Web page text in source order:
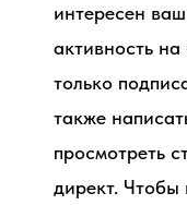
интересен
активность
только
также
просмотреть
директ. Чтобы